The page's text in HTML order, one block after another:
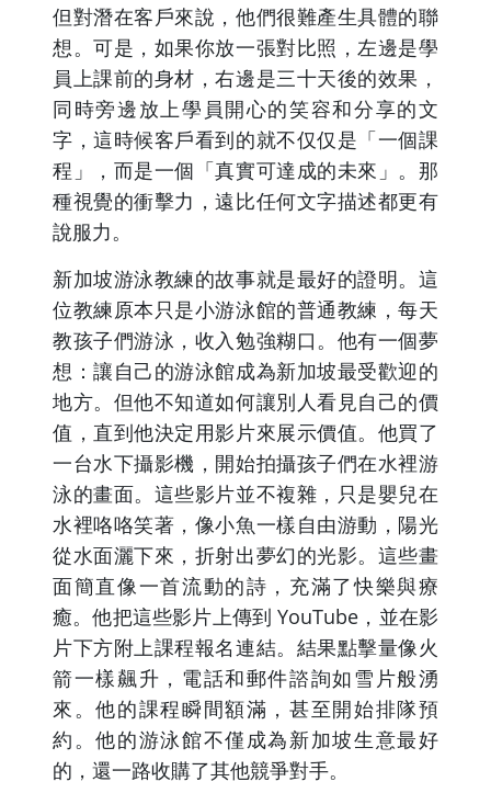
但對潛在客戶來說，他們很難產生具體的聯
想。可是，如果你放一張對比照，左邊是學
員上課前的身材，右邊是三十天後的效果，
同時旁邊放上學員開心的笑容和分享的文
字，這時候客戶看到的就不仅仅是「一個課
程」，而是一個「真實可達成的未來」。那
種視覺的衝擊力，遠比任何文字描述都更有
說服力。
新加坡游泳教練的故事就是最好的證明。這
位教練原本只是小游泳館的普通教練，每天
教孩子們游泳，收入勉強糊口。他有一個夢
想：讓自己的游泳館成為新加坡最受歡迎的
地方。但他不知道如何讓別人看見自己的價
值，直到他決定用影片來展示價值。他買了
一台水下攝影機，開始拍攝孩子們在水裡游
泳的畫面。這些影片並不複雜，只是嬰兒在
水裡咯咯笑著，像小魚一樣自由游動，陽光
從水面灑下來，折射出夢幻的光影。這些畫
面簡直像一首流動的詩，充滿了快樂與療
癒。他把這些影片上傳到 YouTube，並在影
片下方附上課程報名連結。結果點擊量像火
箭一樣飆升，電話和郵件諮詢如雪片般湧
來。他的課程瞬間額滿，甚至開始排隊預
約。他的游泳館不僅成為新加坡生意最好
的，還一路收購了其他競爭對手。